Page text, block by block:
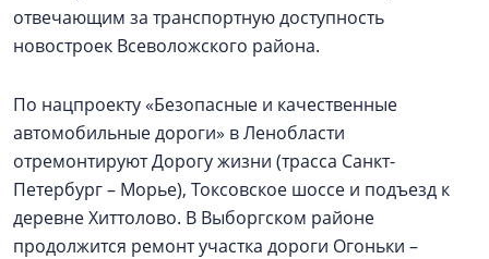
отвечающим за транспортную доступность
новостроек Всеволожского района.
По нацпроекту «Безопасные и качественные
автомобильные дороги» в Ленобласти
отремонтируют Дорогу жизни (трасса Санкт-
Петербург – Морье), Токсовское шоссе и подъезд к
деревне Хиттолово. В Выборгском районе
продолжится ремонт участка дороги Огоньки –